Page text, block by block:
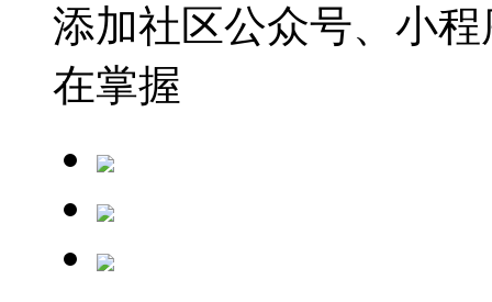
添加社区公众号、小
在掌握